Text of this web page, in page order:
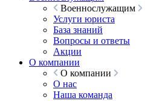
Военнослужащим
Услуги юриста
База знаний
Вопросы и ответы
Акции
О компании
О компании
О нас
Наша команда